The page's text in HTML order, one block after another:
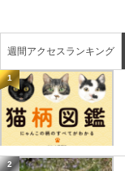
週間アクセスランキング
1
2